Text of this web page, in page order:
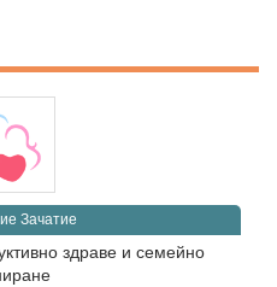
Зачатие
здраве и семейно